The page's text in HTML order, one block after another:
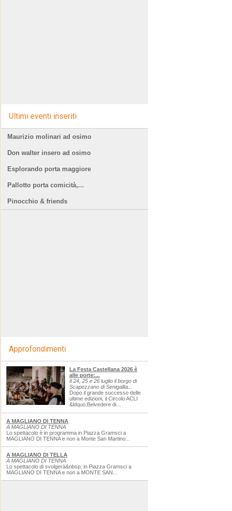
Ultimi eventi inseriti
Maurizio molinari ad osimo
Don walter insero ad osimo
Esplorando porta maggiore
Pallotto porta comicità,...
Pinocchio & friends
Approfondimenti
La Festa Castellana 2026 è
alle porte:...
Il 24, 25 e 26 luglio il borgo di
Scapezzano di Senigallia...
Dopo il grande successo delle
ultime edizioni, il Circolo ACLI
&ldquo;Belvedere di...
A MAGLIANO DI TENNA
A MAGLIANO DI TENNA
Lo spettacolo è in programma in Piazza Gramsci a
MAGLIANO DI TENNA e non a Monte San Martino...
A MAGLIANO DI TELLA
A MAGLIANO DI TENNA
Lo spettacolo di svolgerà&nbsp; in Piazza Gramsci a
MAGLIANO DI TENNA e non a MONTE SAN...